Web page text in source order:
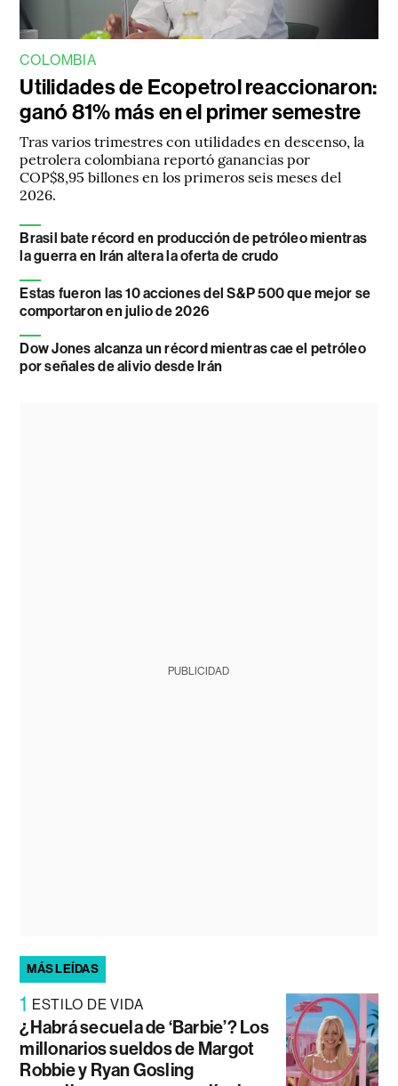
COLOMBIA
Utilidades de Ecopetrol reaccionaron:
ganó 81% más en el primer semestre
Tras varios trimestres con utilidades en descenso, la
petrolera colombiana reportó ganancias por
COP$8,95 billones en los primeros seis meses del
2026.
Brasil bate récord en producción de petróleo mientras
la guerra en Irán altera la oferta de crudo
Estas fueron las 10 acciones del S&P 500 que mejor se
comportaron en julio de 2026
Dow Jones alcanza un récord mientras cae el petróleo
por señales de alivio desde Irán
PUBLICIDAD
MÁS LEÍDAS
1 ESTILO DE VIDA
¿Habrá secuela de ‘Barbie’? Los
millonarios sueldos de Margot
Robbie y Ryan Gosling